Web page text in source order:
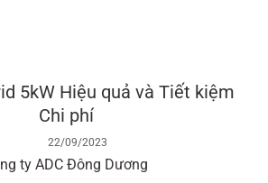
5kW Hiệu quả và Tiết kiệm
Chi phí
22/09/2023
ty ADC Đông Dương